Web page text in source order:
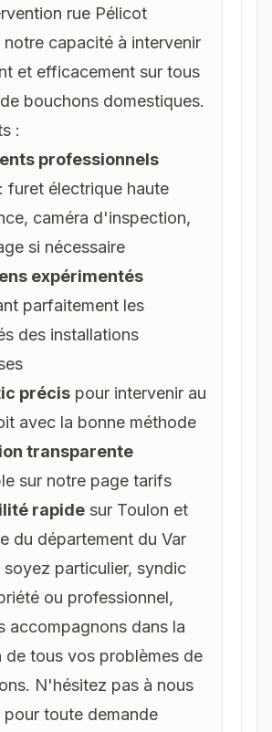
rue Pélicot
notre capacité à intervenir
et efficacement sur tous
bouchons domestiques.
:
professionnels
: furet électrique haute
caméra d'inspection,
si nécessaire
expérimentés
parfaitement les
des installations
précis pour intervenir au
avec la bonne méthode
transparente
sur notre page tarifs
rapide sur Toulon et
du département du Var
soyez particulier, syndic
ou professionnel,
accompagnons dans la
de tous vos problèmes de
N'hésitez pas à nous
toute demande